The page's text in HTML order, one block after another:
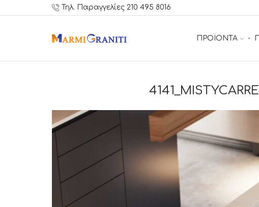
Τηλ. Παραγγελίες 210 495 8016
ΠΡΟΪΟΝΤΑ